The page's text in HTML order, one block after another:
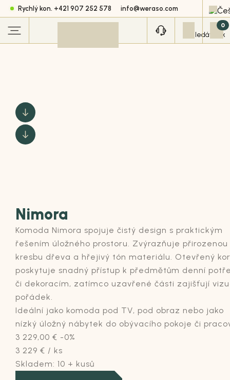
Rychlý kon. +421 907 252 578 info@weraso.com
0
Nimora
Komoda Nimora spojuje čistý design s praktickým
řešením úložného prostoru. Zvýrazňuje přirozenou
kresbu dřeva a hřejivý tón materiálu. Otevřený
poskytuje snadný přístup k předmětům denní
či dekoracím, zatímco uzavřené části zajišťují
pořádek.
Ideální jako komoda pod TV, pod obraz nebo jako
nízký úložný nábytek do obývacího pokoje či
3 229,00 € -0%
3 229 € / ks
Skladem: 10 + kusů